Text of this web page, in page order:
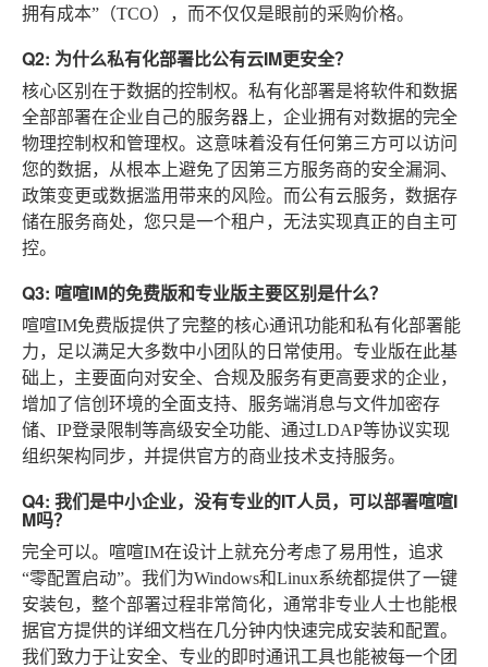
拥有成本”（TCO），而不仅仅是眼前的采购价格。
Q2: 为什么私有化部署比公有云IM更安全？
核心区别在于数据的控制权。私有化部署是将软件和数据
全部部署在企业自己的服务器上，企业拥有对数据的完全
物理控制权和管理权。这意味着没有任何第三方可以访问
您的数据，从根本上避免了因第三方服务商的安全漏洞、
政策变更或数据滥用带来的风险。而公有云服务，数据存
储在服务商处，您只是一个租户，无法实现真正的自主可
控。
Q3: 喧喧IM的免费版和专业版主要区别是什么？
喧喧IM免费版提供了完整的核心通讯功能和私有化部署能
力，足以满足大多数中小团队的日常使用。专业版在此基
础上，主要面向对安全、合规及服务有更高要求的企业，
增加了信创环境的全面支持、服务端消息与文件加密存
储、IP登录限制等高级安全功能、通过LDAP等协议实现
组织架构同步，并提供官方的商业技术支持服务。
Q4: 我们是中小企业，没有专业的IT人员，可以部署喧喧I
M吗？
完全可以。喧喧IM在设计上就充分考虑了易用性，追求
“零配置启动”。我们为Windows和Linux系统都提供了一键
安装包，整个部署过程非常简化，通常非专业人士也能根
据官方提供的详细文档在几分钟内快速完成安装和配置。
我们致力于让安全、专业的即时通讯工具也能被每一个团